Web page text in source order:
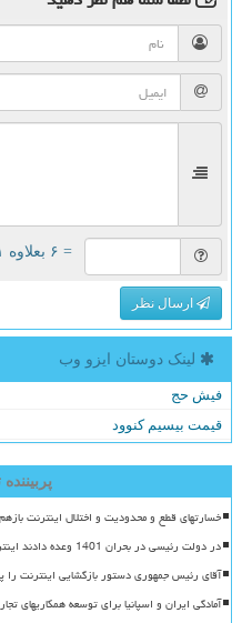
= ۶ بعلاوه ۱
ارسال نظر
لینک دوستان ایزو وب
فیش حج
قیمت بیسیم کنوود
خسارتهای قطع و محدودیت و اختلال اینترنت
در دولت رئیسی در بحران 1401 وعده دادند اینترنت به طور موقت قطع می شود اما ماندگار شد
آقای رئیس جمهوری دستور بازگشایی اینترنت را
آمادگی ایران و اسپانیا برای توسعه همکاریهای